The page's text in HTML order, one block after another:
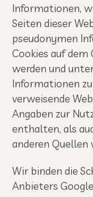
Informationen,
Seiten dieser
pseudonymen
Cookies auf
werden und
Informationen
verweisende
Angaben zur
enthalten, als
anderen Quellen
Wir binden die
Anbieters